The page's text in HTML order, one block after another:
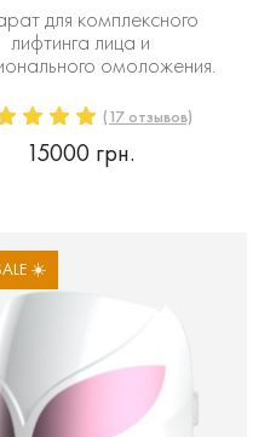
для комплексного
лифтинга лица и
омоложения.
(17 отзывов)
15000 грн.
☀️